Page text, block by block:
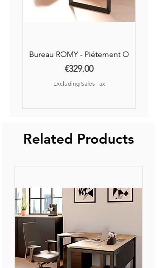
Bureau ROMY - Piétement O
Price
€329.00
Excluding Sales Tax
Related Products